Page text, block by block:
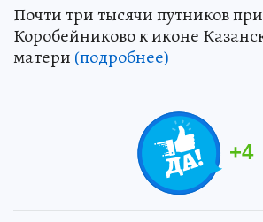
Почти три тысячи путников
Коробейниково к иконе
матери (подробнее)
+4